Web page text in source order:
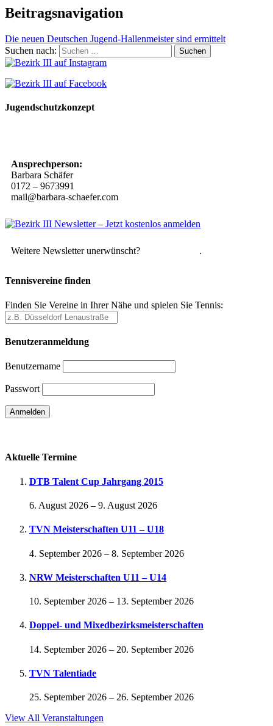
Beitragsnavigation
Die neuen Deutschen Jugend-Hallenmeister sind ermittelt
Suchen nach:
Jugendschutzkonzept
Ansprechperson:
Barbara Schäfer
0172 – 9673991
mail@barbara-schaefer.com
Weitere Newsletter unerwünscht? .
Tennisvereine finden
Finden Sie Vereine in Ihrer Nähe und spielen Sie Tennis:
Benutzeranmeldung
Benutzername
Passwort
Aktuelle Termine
DTB Talent Cup Jahrgang 2015
6. August 2026 – 9. August 2026
TVN Meisterschaften U11 – U18
4. September 2026 – 8. September 2026
NRW Meisterschaften U11 – U14
10. September 2026 – 13. September 2026
Doppel- und Mixedbezirksmeisterschaften
14. September 2026 – 20. September 2026
TVN Talentiade
25. September 2026 – 26. September 2026
View All Veranstaltungen